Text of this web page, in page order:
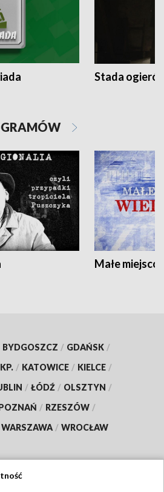
Stada
Małe
BYDGOSZCZ / GDAŃSK /
/ KATOWICE / KIELCE /
/ ŁÓDŹ / OLSZTYN /
/ RZESZÓW /
WARSZAWA / WROCŁAW